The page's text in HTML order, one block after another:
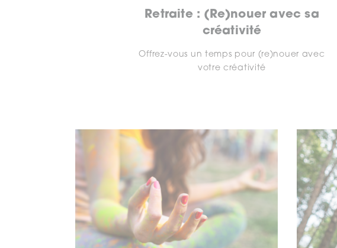
Retraite : (Re)nouer avec sa
créativité
Offrez-vous un temps pour (re)nouer avec
votre créativité